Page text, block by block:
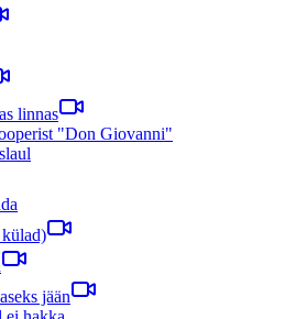
linnas
"Don Giovanni"
külad)
jään